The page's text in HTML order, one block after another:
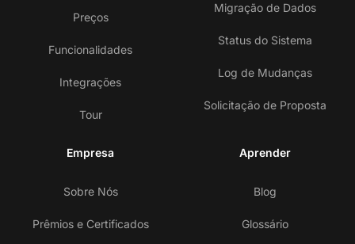
Preços
Funcionalidades
Integrações
Tour
Migração de Dados
Status do Sistema
Log de Mudanças
Solicitação de Proposta
Empresa
Sobre Nós
Prêmios e Certificados
Aprender
Blog
Glossário